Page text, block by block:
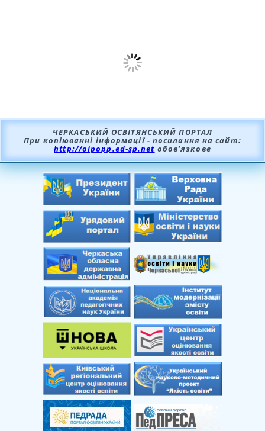
ЧЕРКАСЬКИЙ ОСВІТЯНСЬКИЙ ПОРТАЛ
При копіюванні інформації - посилання на сайт:
http://oipopp.ed-sp.net обов’язкове